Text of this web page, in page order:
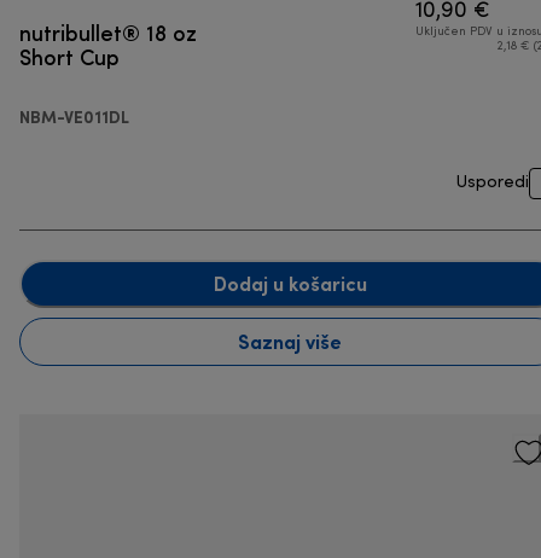
nutribullet® 18 oz
Short Cup
NBM-VE011DL
10,90 €
Uključen PDV u
2,18 €
Usporedi
Dodaj u košaricu
Saznaj više